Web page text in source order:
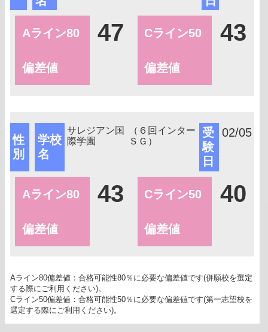
Aライン80
偏差値
47 Cライン50
偏差値
43
性
別
学校
名
サレジアン国
際学園
（６回インター
ＳＧ）
受
験
日
02/05
Aライン80
偏差値
43 Cライン50
偏差値
40
Aライン80偏差値：合格可能性80％に必要な偏差値です(併願校を選定
する際にご利用ください)。
Cライン50偏差値：合格可能性50％に必要な偏差値です(第一志望校を
選定する際にご利用ください)。